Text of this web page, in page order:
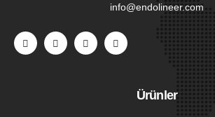
info@endolineer.com
Ürünler